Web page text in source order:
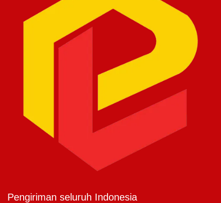
Pengiriman seluruh Indonesia